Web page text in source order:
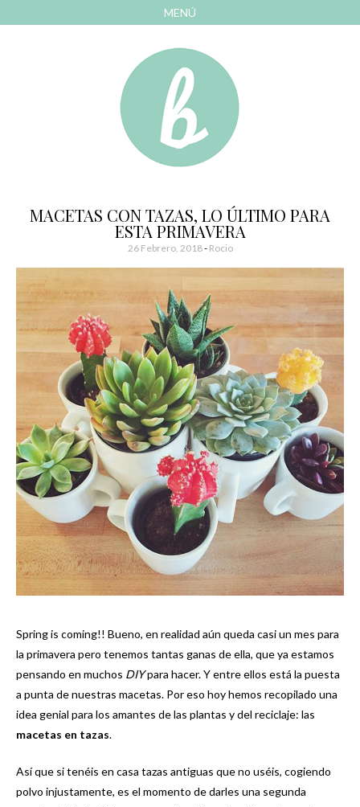
MENÚ
Bonitismos
MACETAS CON TAZAS, LO ÚLTIMO PARA
ESTA PRIMAVERA
26 Febrero, 2018- Rocio
Spring is coming!! Bueno, en realidad aún queda casi un mes para
la primavera pero tenemos tantas ganas de ella, que ya estamos
pensando en muchos DIYpara hacer. Y entre ellos está la puesta
a punta de nuestras macetas. Por eso hoy hemos recopilado una
idea genial para los amantes de las plantas y del reciclaje: las
macetas en tazas.
Así que si tenéis en casa tazas antiguas que no uséis, cogiendo
polvo injustamente, es el momento de darles una segunda